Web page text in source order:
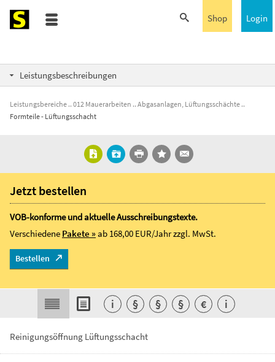
Login
Shop
Leistungsbeschreibungen
Leistungsbereiche 012 Mauerarbeiten
Abgasanlagen, Lüftungsschächte
Formteile - Lüftungsschacht
Reinigungsöffnung Lüftungsschacht
Jetzt bestellen
VOB-konforme und aktuelle Ausschreibungstexte.
Verschiedene Pakete »ab 168,00 EUR/Jahrzzgl. MwSt.
Bestellen
i § § § € i